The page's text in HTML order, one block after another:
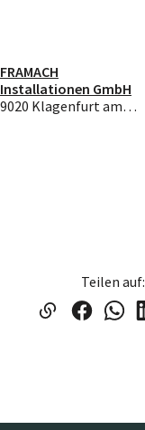
FRAMACH
Installationen GmbH
9020 Klagenfurt am Wörthersee
Teilen auf: